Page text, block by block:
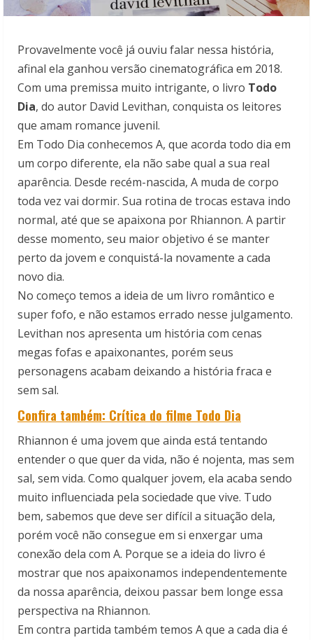
Provavelmente você já ouviu falar nessa história,
afinal ela ganhou versão cinematográfica em 2018.
Com uma premissa muito intrigante, o livro Todo
Dia, do autor David Levithan, conquista os leitores
que amam romance juvenil.
Em Todo Dia conhecemos A, que acorda todo dia em
um corpo diferente, ela não sabe qual a sua real
aparência. Desde recém-nascida, A muda de corpo
toda vez vai dormir. Sua rotina de trocas estava indo
normal, até que se apaixona por Rhiannon. A partir
desse momento, seu maior objetivo é se manter
perto da jovem e conquistá-la novamente a cada
novo dia.
No começo temos a ideia de um livro romântico e
super fofo, e não estamos errado nesse julgamento.
Levithan nos apresenta um história com cenas
megas fofas e apaixonantes, porém seus
personagens acabam deixando a história fraca e
sem sal.
Confira também: Crítica do filme Todo Dia
Rhiannon é uma jovem que ainda está tentando
entender o que quer da vida, não é nojenta, mas sem
sal, sem vida. Como qualquer jovem, ela acaba sendo
muito influenciada pela sociedade que vive. Tudo
bem, sabemos que deve ser difícil a situação dela,
porém você não consegue em si enxergar uma
conexão dela com A. Porque se a ideia do livro é
mostrar que nos apaixonamos independentemente
da nossa aparência, deixou passar bem longe essa
perspectiva na Rhiannon.
Em contra partida também temos A que a cada dia é